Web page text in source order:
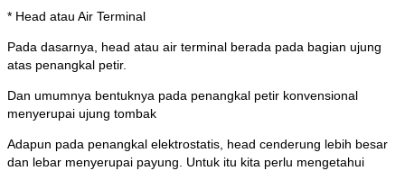
* Head atau Air Terminal
Pada dasarnya, head atau air terminal berada pada bagian ujung
atas penangkal petir.
Dan umumnya bentuknya pada penangkal petir konvensional
menyerupai ujung tombak
Adapun pada penangkal elektrostatis, head cenderung lebih besar
dan lebar menyerupai payung. Untuk itu kita perlu mengetahui